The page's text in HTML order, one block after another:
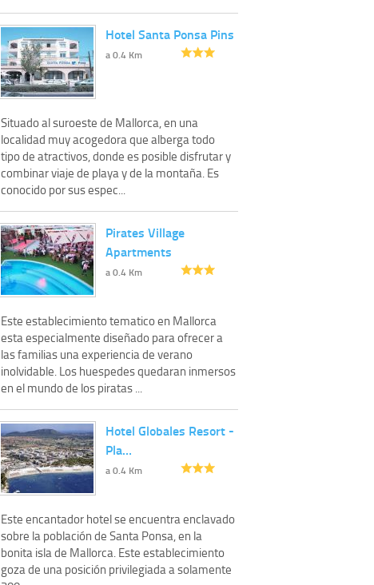
Hotel Santa Ponsa Pins
a 0.4 Km
Situado al suroeste de Mallorca, en una
localidad muy acogedora que alberga todo
tipo de atractivos, donde es posible disfrutar y
combinar viaje de playa y de la montaña. Es
conocido por sus espec...
Pirates Village
Apartments
a 0.4 Km
Este establecimiento tematico en Mallorca
esta especialmente diseñado para ofrecer a
las familias una experiencia de verano
inolvidable. Los huespedes quedaran inmersos
en el mundo de los piratas ...
Hotel Globales Resort -
Pla…
a 0.4 Km
Este encantador hotel se encuentra enclavado
sobre la población de Santa Ponsa, en la
bonita isla de Mallorca. Este establecimiento
goza de una posición privilegiada a solamente